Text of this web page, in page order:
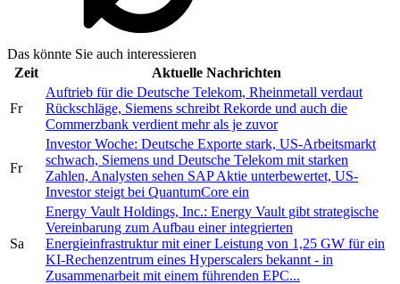
Das könnte Sie auch interessieren
Zeit
Aktuelle Nachrichten
Fr
Auftrieb für die Deutsche Telekom, Rheinmetall verdaut
Rückschläge, Siemens schreibt Rekorde und auch die
Commerzbank verdient mehr als je zuvor
Fr
Investor Woche: Deutsche Exporte stark, US-Arbeitsmarkt
schwach, Siemens und Deutsche Telekom mit starken
Zahlen, Analysten sehen SAP Aktie unterbewertet, US-
Investor steigt bei QuantumCore ein
Sa
Energy Vault Holdings, Inc.: Energy Vault gibt strategische
Vereinbarung zum Aufbau einer integrierten
Energieinfrastruktur mit einer Leistung von 1,25 GW für ein
KI-Rechenzentrum eines Hyperscalers bekannt - in
Zusammenarbeit mit einem führenden EPC...